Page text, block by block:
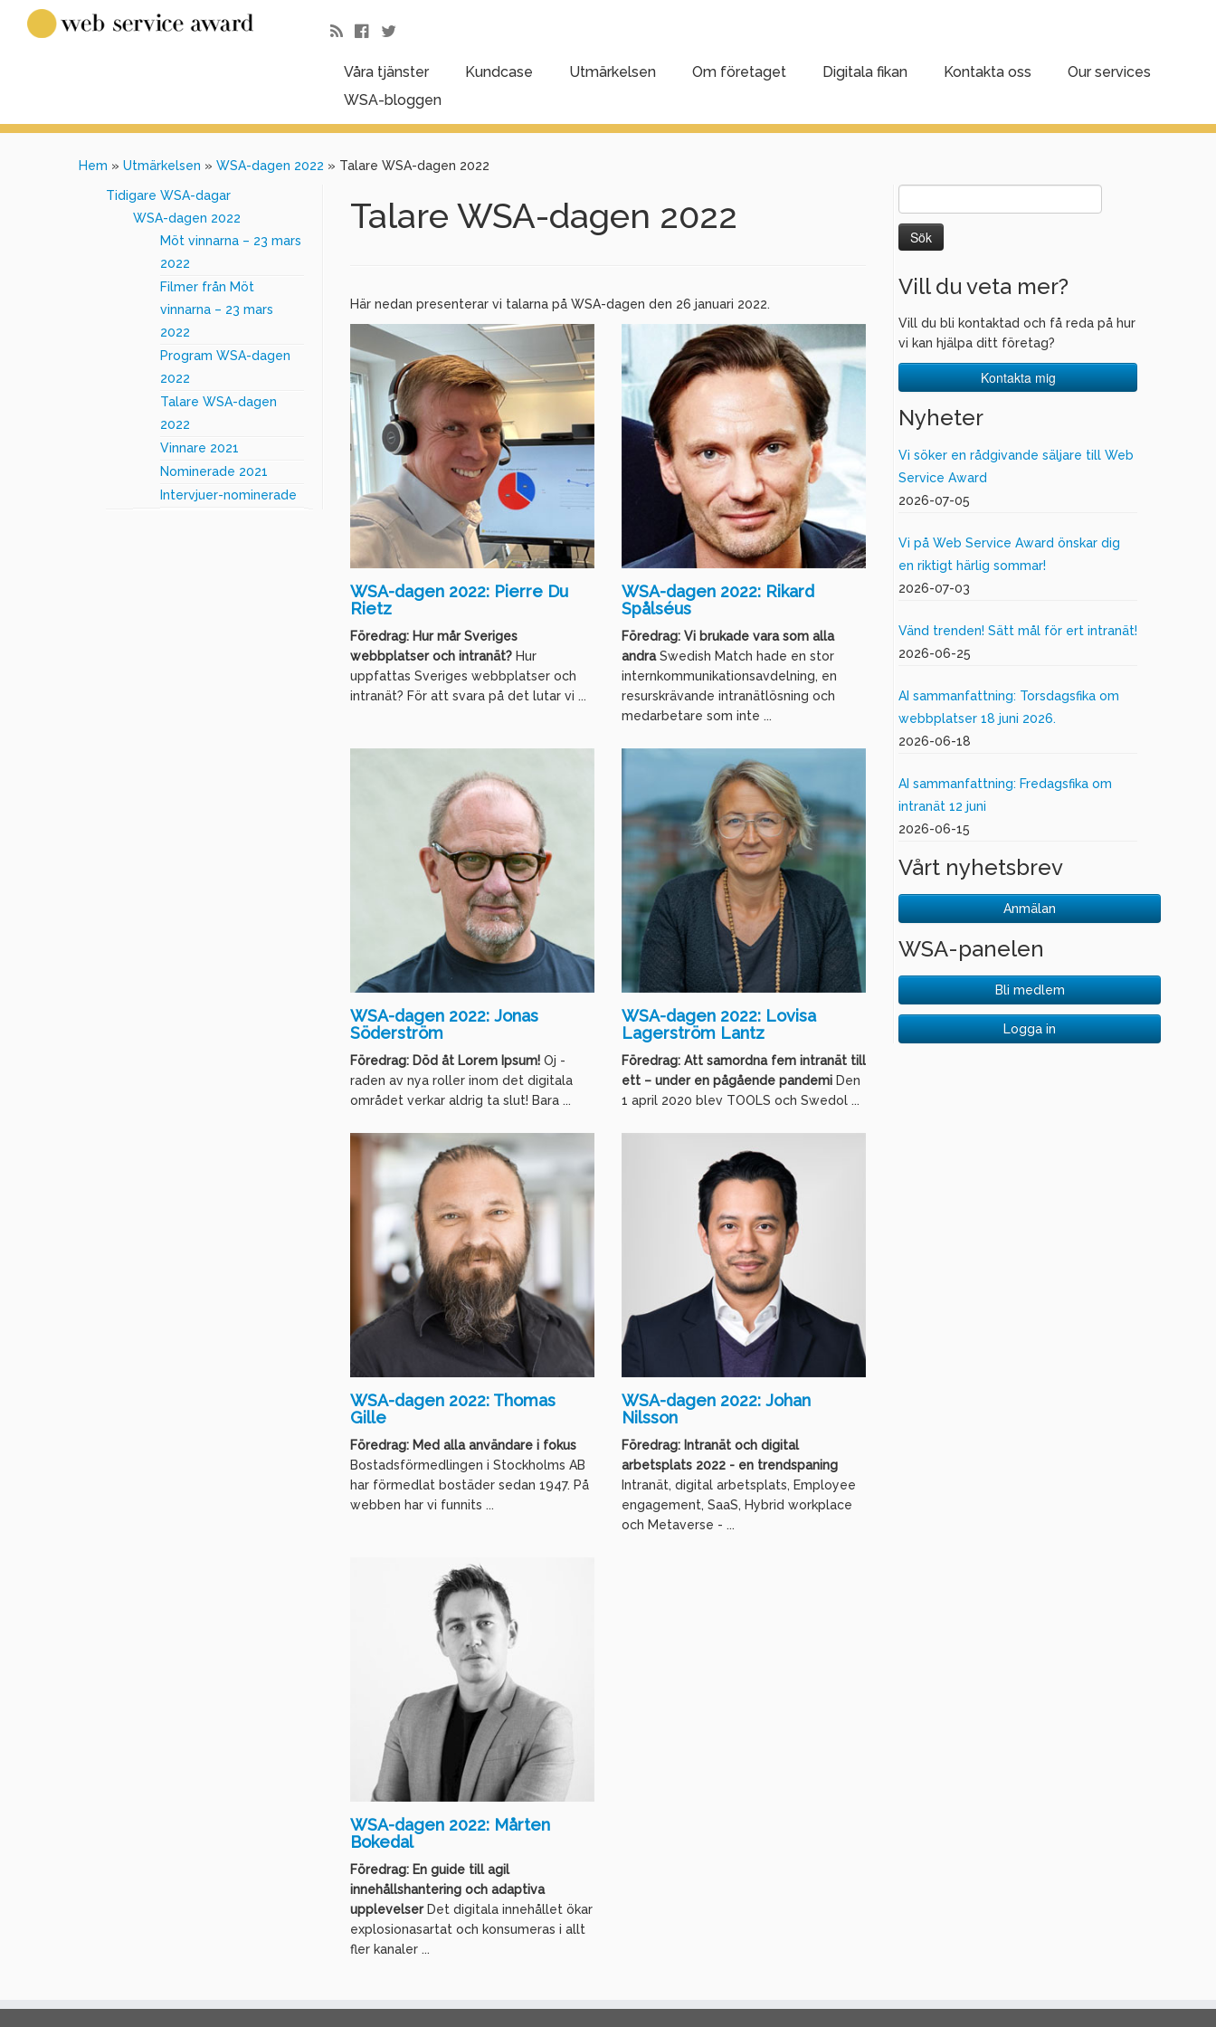
Våra tjänster Kundcase Utmärkelsen Om företaget Digitala fikan Kontakta oss
Our services
WSA-bloggen
Hem » Utmärkelsen » WSA-dagen 2022 » Talare WSA-dagen 2022
Tidigare WSA-dagar
WSA-dagen 2022
Möt vinnarna – 23 mars
2022
Filmer från Möt
vinnarna – 23 mars
2022
Program WSA-dagen
2022
Talare WSA-dagen
2022
Vinnare 2021
Nominerade 2021
Intervjuer-nominerade
Talare WSA-dagen 2022
Här nedan presenterar vi talarna på WSA-dagen den 26 januari 2022.
WSA-dagen 2022: Pierre Du
Rietz
Föredrag: Hur mår Sveriges
webbplatser och intranät? Hur
uppfattas Sveriges webbplatser och
intranät? För att svara på det lutar vi ...
WSA-dagen 2022: Rikard
Spålséus
Föredrag: Vi brukade vara som alla
andraSwedish Match hade en stor
internkommunikationsavdelning, en
resurskrävande intranätlösning och
medarbetare som inte ...
WSA-dagen 2022: Jonas
Söderström
Föredrag: Död åt Lorem Ipsum! Oj -
raden av nya roller inom det digitala
området verkar aldrig ta slut! Bara ...
WSA-dagen 2022: Lovisa
Lagerström Lantz
Föredrag: Att samordna fem intranät till
ett – under en pågående pandemi Den
1 april 2020 blev TOOLS och Swedol ...
WSA-dagen 2022: Thomas
Gille
Föredrag: Med alla användare i fokus
Bostadsförmedlingen i Stockholms AB
har förmedlat bostäder sedan 1947. På
webben har vi funnits ...
WSA-dagen 2022: Johan
Nilsson
Föredrag: Intranät och digital
arbetsplats 2022 - en trendspaning
Intranät, digital arbetsplats, Employee
engagement, SaaS, Hybrid workplace
och Metaverse - ...
WSA-dagen 2022: Mårten
Bokedal
Föredrag: En guide till agil
innehållshantering och adaptiva
upplevelserDet digitala innehållet ökar
explosionasartat och konsumeras i allt
fler kanaler ...
efter:
Vill du veta mer?
Vill du bli kontaktad och få reda på hur
vi kan hjälpa ditt företag?
Kontakta mig
Nyheter
Vi söker en rådgivande säljare till Web
Service Award
2026-07-05
Vi på Web Service Award önskar dig
en riktigt härlig sommar!
2026-07-03
Vänd trenden! Sätt mål för ert intranät!
2026-06-25
AI sammanfattning: Torsdagsfika om
webbplatser 18 juni 2026.
2026-06-18
AI sammanfattning: Fredagsfika om
intranät 12 juni
2026-06-15
Vårt nyhetsbrev
Anmälan
WSA-panelen
Bli medlem
Logga in